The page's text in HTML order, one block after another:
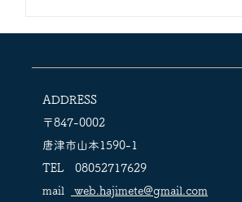
ADDRESS
〒847-0002
唐津市山本1590-1
TEL 08052717629
mail
web.hajimete@gmail.com